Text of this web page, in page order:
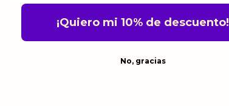
¡Quiero mi 10% de descuento!
No, gracias